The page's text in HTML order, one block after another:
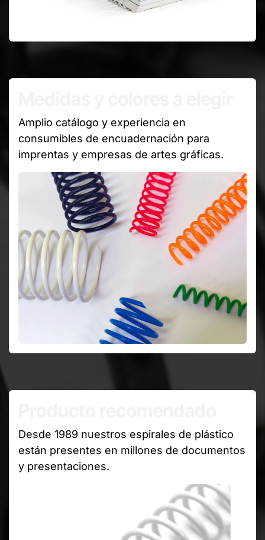
Amplio catálogo y experiencia en
consumibles de encuadernación para
imprentas y empresas de artes gráficas.
Desde 1989 nuestros espirales de plástico
están presentes en millones de documentos
y presentaciones.